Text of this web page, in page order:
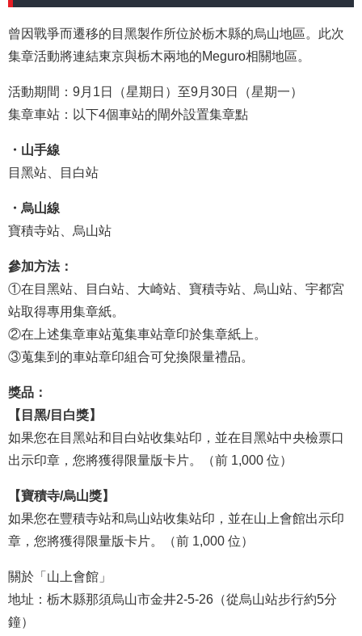
曾因戰爭而遷移的目黑製作所位於栃木縣的烏山地區。此次
集章活動將連結東京與栃木兩地的Meguro相關地區。
活動期間：9月1日（星期日）至9月30日（星期一）
集章車站：以下4個車站的閘外設置集章點
・山手線
目黑站、目白站
・烏山線
寶積寺站、烏山站
參加方法：
①在目黑站、目白站、大崎站、寶積寺站、烏山站、宇都宮
站取得專用集章紙。
②在上述集章車站蒐集車站章印於集章紙上。
③蒐集到的車站章印組合可兌換限量禮品。
獎品：
【目黑/目白獎】
如果您在目黑站和目白站收集站印，並在目黑站中央檢票口
出示印章，您將獲得限量版卡片。（前 1,000 位）
【寶積寺/烏山獎】
如果您在豐積寺站和烏山站收集站印，並在山上會館出示印
章，您將獲得限量版卡片。（前 1,000 位）
關於「山上會館」
地址：栃木縣那須烏山市金井2-5-26（從烏山站步行約5分
鐘）